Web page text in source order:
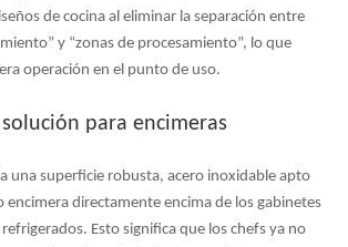
de cocina al eliminar la separación entre
y “zonas de procesamiento”, lo que
operación en el punto de uso.
para encimeras
una superficie robusta, acero inoxidable apto
encimera directamente encima de los gabinetes
Esto significa que los chefs ya no